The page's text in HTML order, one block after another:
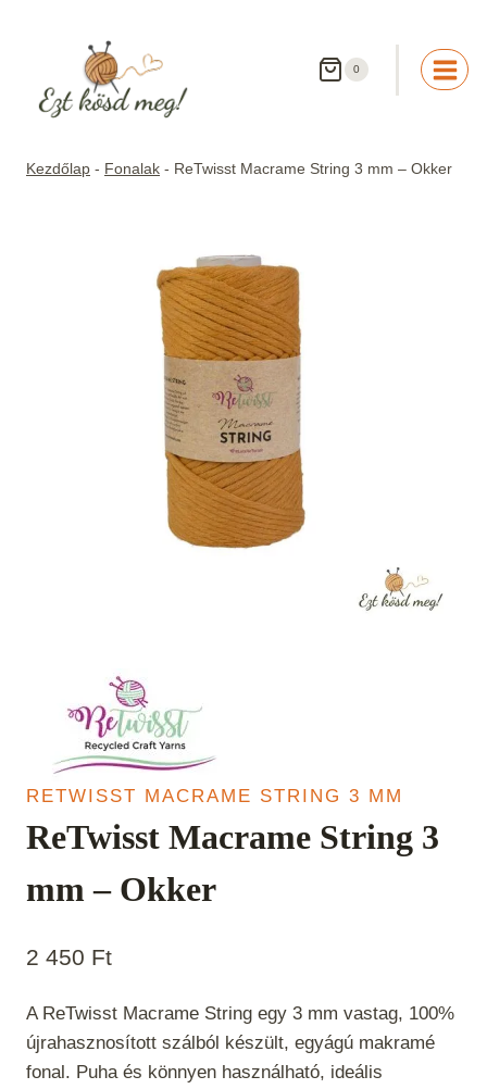
0
Kezdőlap - Fonalak - ReTwisst Macrame String 3 mm – Okker
RETWISST MACRAME STRING 3 MM
ReTwisst Macrame String 3
mm – Okker
2 450 Ft
A ReTwisst Macrame String egy 3 mm vastag, 100%
újrahasznosított szálból készült, egyágú makramé
fonal. Puha és könnyen használható, ideális